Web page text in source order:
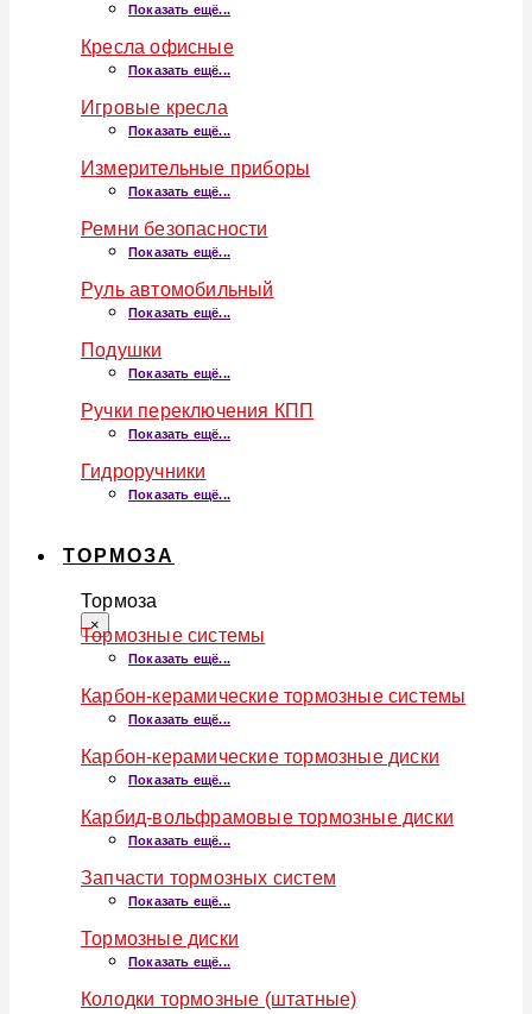
Показать ещё...
Кресла офисные
Показать ещё...
Игровые кресла
Показать ещё...
Измерительные приборы
Показать ещё...
Ремни безопасности
Показать ещё...
Руль автомобильный
Показать ещё...
Подушки
Показать ещё...
Ручки переключения КПП
Показать ещё...
Гидроручники
Показать ещё...
ТОРМОЗА
Тормоза
×
Тормозные системы
Показать ещё...
Карбон-керамические тормозные системы
Показать ещё...
Карбон-керамические тормозные диски
Показать ещё...
Карбид-вольфрамовые тормозные диски
Показать ещё...
Запчасти тормозных систем
Показать ещё...
Тормозные диски
Показать ещё...
Колодки тормозные (штатные)